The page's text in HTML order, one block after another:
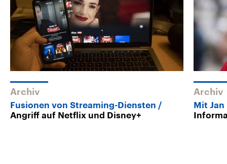
Archiv
Fusionen von Streaming-Diensten
Angriff auf Netflix und Disney+
Archiv
Mit